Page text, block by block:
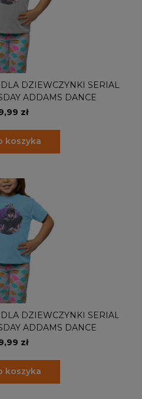
DZIEWCZYNKI SERIAL
ADDAMS DANCE
zł
koszyka
DZIEWCZYNKI SERIAL
ADDAMS DANCE
zł
koszyka